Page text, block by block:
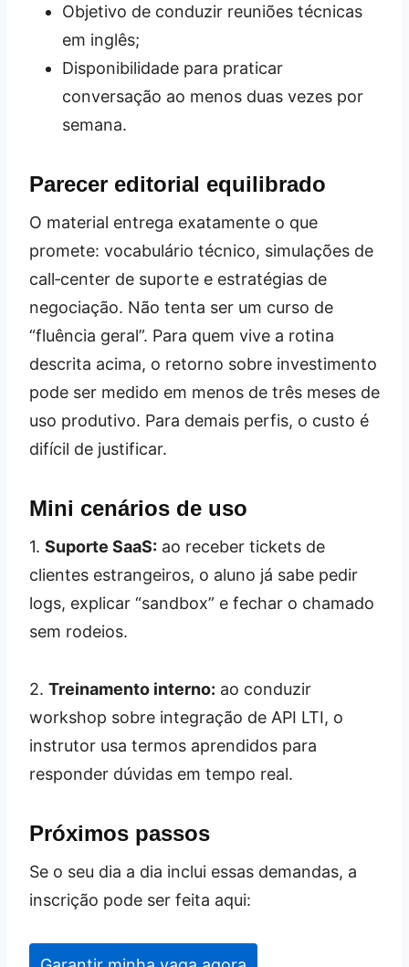
Objetivo de conduzir reuniões técnicas
em inglês;
Disponibilidade para praticar
conversação ao menos duas vezes por
semana.
Parecer editorial equilibrado
O material entrega exatamente o que
promete: vocabulário técnico, simulações de
call‑center de suporte e estratégias de
negociação. Não tenta ser um curso de
“fluência geral”. Para quem vive a rotina
descrita acima, o retorno sobre investimento
pode ser medido em menos de três meses de
uso produtivo. Para demais perfis, o custo é
difícil de justificar.
Mini cenários de uso
1. Suporte SaaS: ao receber tickets de
clientes estrangeiros, o aluno já sabe pedir
logs, explicar “sandbox” e fechar o chamado
sem rodeios.
2. Treinamento interno: ao conduzir
workshop sobre integração de API LTI, o
instrutor usa termos aprendidos para
responder dúvidas em tempo real.
Próximos passos
Se o seu dia a dia inclui essas demandas, a
inscrição pode ser feita aqui: